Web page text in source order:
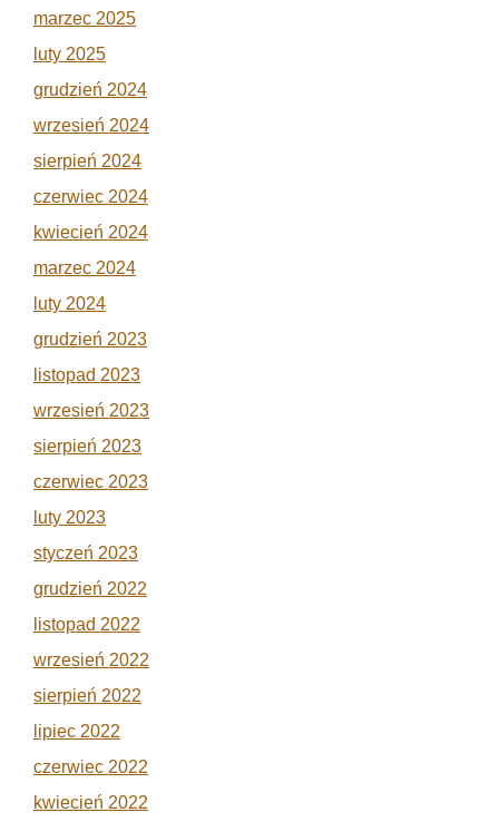
marzec 2025
luty 2025
grudzień 2024
wrzesień 2024
sierpień 2024
czerwiec 2024
kwiecień 2024
marzec 2024
luty 2024
grudzień 2023
listopad 2023
wrzesień 2023
sierpień 2023
czerwiec 2023
luty 2023
styczeń 2023
grudzień 2022
listopad 2022
wrzesień 2022
sierpień 2022
lipiec 2022
czerwiec 2022
kwiecień 2022